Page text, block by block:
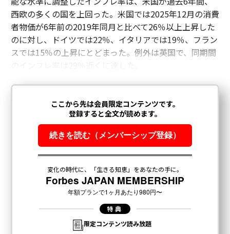
西欧の多くの国を上回った。米国では2025年12月の消費
者物価が6年前の2019年同月と比べて26％以上上昇した
のに対し、ドイツでは22％、イタリアでは19％、フラン
スでは15％の上昇にとどまった。例外は英国で、同期間